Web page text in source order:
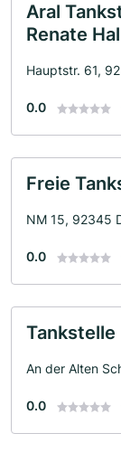
Aral
Renate
Hauptstr. 61,
0.0
Freie
NM 15, 92345
0.0
Tankstelle
An der Alten
0.0